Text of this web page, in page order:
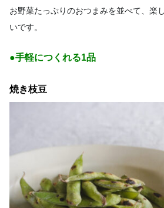
お野菜たっぷりのおつまみを並べて、楽
いです。
●手軽につくれる1品
焼き枝豆